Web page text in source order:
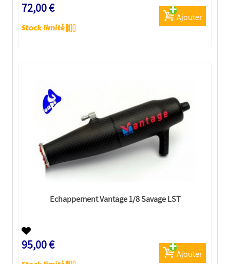
72,00 €
Ajouter
Echappement Vantage 1/8 Savage LST
95,00 €
Ajouter